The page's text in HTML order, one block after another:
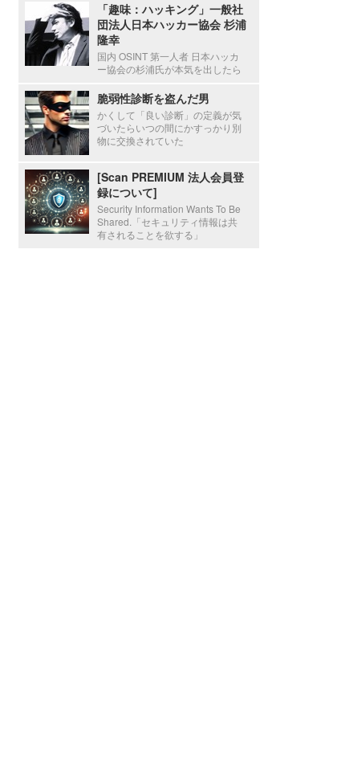
「趣味：ハッキング」一般社
団法人日本ハッカー協会 杉浦
隆幸
国内 OSINT 第一人者 日本ハッカ
ー協会の杉浦氏が本気を出したら
脆弱性診断を盗んだ男
かくして「良い診断」の定義が気
づいたらいつの間にかすっかり別
物に交換されていた
[Scan PREMIUM 法人会員登
録について]
Security Information Wants To Be
Shared.「セキュリティ情報は共
有されることを欲する」